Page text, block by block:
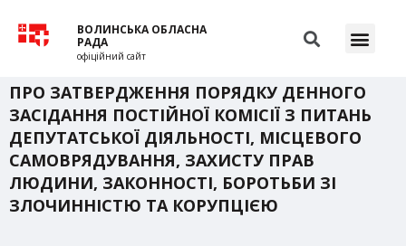
ВОЛИНСЬКА ОБЛАСНА
РАДА
офіційний сайт
ПРО ЗАТВЕРДЖЕННЯ ПОРЯДКУ ДЕННОГО
ЗАСІДАННЯ ПОСТІЙНОЇ КОМІСІЇ З ПИТАНЬ
ДЕПУТАТСЬКОЇ ДІЯЛЬНОСТІ, МІСЦЕВОГО
САМОВРЯДУВАННЯ, ЗАХИСТУ ПРАВ
ЛЮДИНИ, ЗАКОННОСТІ, БОРОТЬБИ ЗІ
ЗЛОЧИННІСТЮ ТА КОРУПЦІЄЮ